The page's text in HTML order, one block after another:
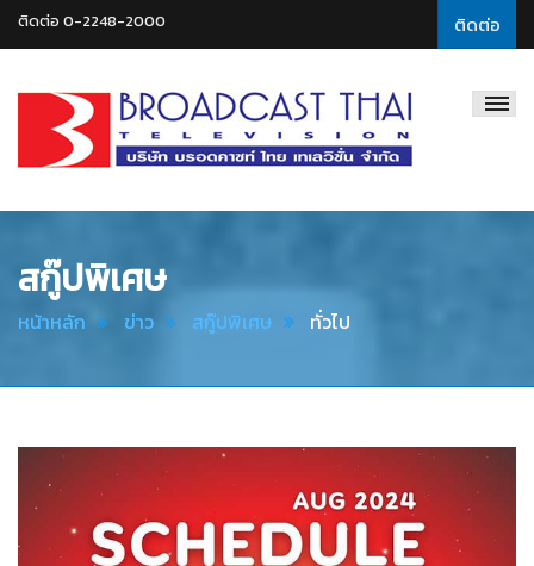
ติดต่อ
ติดต่อ 0-2248-2000
Thai
สกู๊ปพิเศษ
หน้าหลัก ข่าว สกู๊ปพิเศษ ทั่วไป